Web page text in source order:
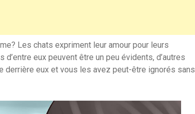
Les chats expriment leur amour pour leurs
eux peuvent être un peu évidents, d’autres
eux et vous les avez peut-être ignorés sans